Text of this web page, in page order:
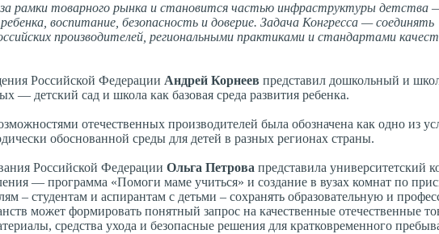
рамки товарного рынка и становится частью инфраструктуры детства
воспитание, безопасность и доверие. Задача Конгресса — соединять
производителей, региональными практиками и стандартами
Российской Федерации Андрей Корнеев представил дошкольный и
— детский сад и школа как базовая среда развития ребенка.
отечественных производителей была обозначена как одно из
обоснованной среды для детей в разных регионах страны.
Российской Федерации Ольга Петрова представила университетский
— программа «Помоги маме учиться» и создание в вузах комнат по
– студентам и аспирантам с детьми – сохранять образовательную и
может формировать понятный запрос на качественные отечественные
средства ухода и безопасные решения для кратковременного